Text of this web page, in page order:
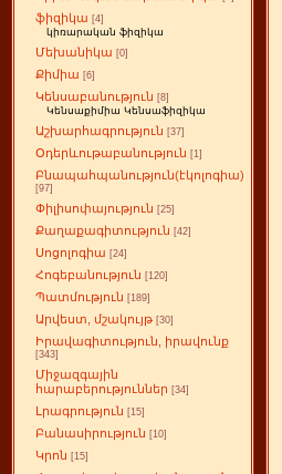
ֆիզիկա [4]
կիռարական ֆիզիկա
Մեխանիկա [0]
Քիմիա [6]
Կենսաբանություն [8]
Կենսաքիմիա Կենսաֆիզիկա
Աշխարհագրություն [37]
Օդերևութաբանություն [1]
Բնապահպանություն(էկոլոգիա)
[97]
Փիլիսոփայություն [25]
Քաղաքագիտություն [42]
Սոցոլոգիա [24]
Հոգեբանություն [120]
Պատմություն [189]
Արվեստ, մշակույթ [30]
Իրավագիտություն, իրավունք
[343]
Միջազգային
հարաբերություններ [34]
Լրագրություն [15]
Բանասիրություն [10]
Կրոն [15]